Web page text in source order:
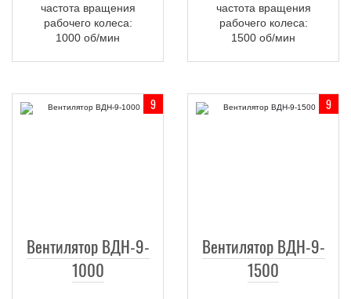
частота вращения
рабочего колеса:
1000 об/мин
частота вращения
рабочего колеса:
1500 об/мин
9
Вентилятор ВДН-9-
1000
9
Вентилятор ВДН-9-
1500